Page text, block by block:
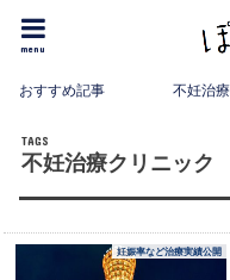
menu
おすすめ記事 不妊治療
不妊治療クリニック
妊娠率など治療実績公開